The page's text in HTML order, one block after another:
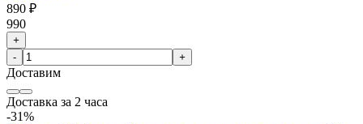
890 ₽
990
+
-
+
Доставим
Доставка за 2 часа
-31%